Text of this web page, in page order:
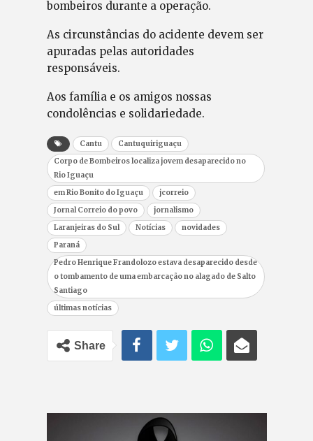
bombeiros durante a operação.
As circunstâncias do acidente devem ser
apuradas pelas autoridades
responsáveis.
Aos família e os amigos nossas
condolências e solidariedade.
Cantu
Cantuquiriguaçu
Corpo de Bombeiros localiza jovem desaparecido no
Rio Iguaçu
em Rio Bonito do Iguaçu
jcorreio
Jornal Correio do povo
jornalismo
Laranjeiras do Sul
Notícias
novidades
Paraná
Pedro Henrique Frandolozo estava desaparecido desde
o tombamento de uma embarcação no alagado de Salto
Santiago
últimas notícias
Share